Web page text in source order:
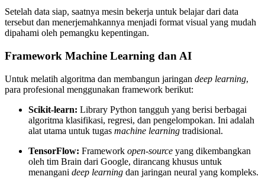
Setelah data siap, saatnya mesin bekerja untuk belajar dari data
tersebut dan menerjemahkannya menjadi format visual yang mudah
dipahami oleh pemangku kepentingan.
Framework Machine Learning dan AI
Untuk melatih algoritma dan membangun jaringan deep learning,
para profesional menggunakan framework berikut:
Scikit-learn: Library Python tangguh yang berisi berbagai
algoritma klasifikasi, regresi, dan pengelompokan. Ini adalah
alat utama untuk tugas machine learning tradisional.
TensorFlow: Framework open-source yang dikembangkan
oleh tim Brain dari Google, dirancang khusus untuk
menangani deep learning dan jaringan neural yang kompleks.